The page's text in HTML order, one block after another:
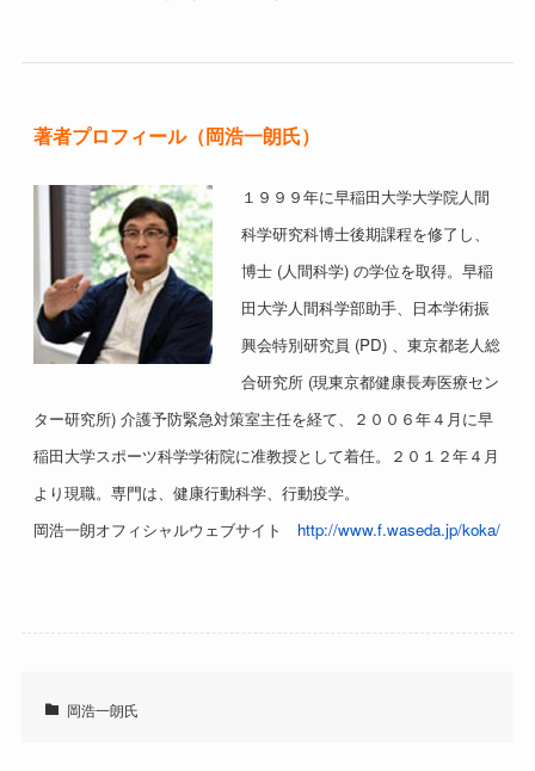
著者プロフィール（岡浩一朗氏）
１９９９年に早稲田大学大学院人間
科学研究科博士後期課程を修了し、
博士 (人間科学) の学位を取得。早稲
田大学人間科学部助手、日本学術振
興会特別研究員 (PD) 、東京都老人総
合研究所 (現東京都健康長寿医療セン
ター研究所) 介護予防緊急対策室主任を経て、２００６年４月に早
稲田大学スポーツ科学学術院に准教授として着任。２０１２年４月
より現職。専門は、健康行動科学、行動疫学。
岡浩一朗オフィシャルウェブサイト http://www.f.waseda.jp/koka/
岡浩一朗氏